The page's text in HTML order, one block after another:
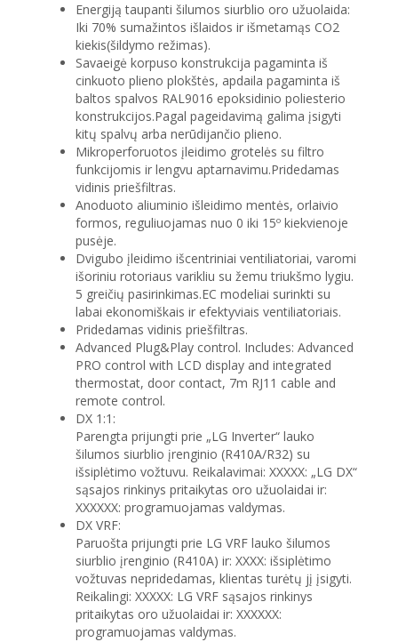
Energiją taupanti šilumos siurblio oro užuolaida:
Iki 70% sumažintos išlaidos ir išmetamąs CO2
kiekis(šildymo režimas).
Savaeigė korpuso konstrukcija pagaminta iš
cinkuoto plieno plokštės, apdaila pagaminta iš
baltos spalvos RAL9016 epoksidinio poliesterio
konstrukcijos.Pagal pageidavimą galima įsigyti
kitų spalvų arba nerūdijančio plieno.
Mikroperforuotos įleidimo grotelės su filtro
funkcijomis ir lengvu aptarnavimu.Pridedamas
vidinis priešfiltras.
Anoduoto aliuminio išleidimo mentės, orlaivio
formos, reguliuojamas nuo 0 iki 15º kiekvienoje
pusėje.
Dvigubo įleidimo išcentriniai ventiliatoriai, varomi
išoriniu rotoriaus varikliu su žemu triukšmo lygiu.
5 greičių pasirinkimas.EC modeliai surinkti su
labai ekonomiškais ir efektyviais ventiliatoriais.
Pridedamas vidinis priešfiltras.
Advanced Plug&Play control. Includes: Advanced
PRO control with LCD display and integrated
thermostat, door contact, 7m RJ11 cable and
remote control.
DX 1:1:
Parengta prijungti prie „LG Inverter“ lauko
šilumos siurblio įrenginio (R410A/R32) su
išsiplėtimo vožtuvu. Reikalavimai: XXXXX: „LG DX“
sąsajos rinkinys pritaikytas oro užuolaidai ir:
XXXXXX: programuojamas valdymas.
DX VRF:
Paruošta prijungti prie LG VRF lauko šilumos
siurblio įrenginio (R410A) ir: XXXX: išsiplėtimo
vožtuvas nepridedamas, klientas turėtų jį įsigyti.
Reikalingi: XXXXX: LG VRF sąsajos rinkinys
pritaikytas oro užuolaidai ir: XXXXXX:
programuojamas valdymas.